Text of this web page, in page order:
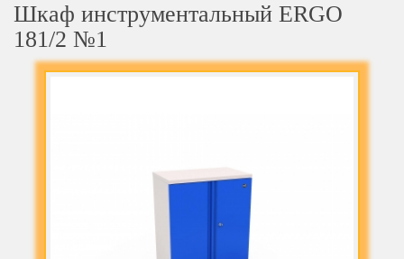
Шкаф инструментальный ERGO
181/2 №1